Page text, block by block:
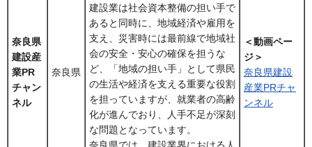
奈良県
建設産
業PR
チャン
ネル
奈良県
建設業は社会資本整備の担い手で
あると同時に、地域経済や雇用を
支え、災害時には最前線で地域社
会の安全・安心の確保を担うな
ど、「地域の担い手」として県民
の生活や経済を支える重要な役割
を担っていますが、就業者の高齢
化が進んでおり、人手不足が深刻
な問題となっています。
奈良県では、建設業界における人
＜動画ペー
ジ＞
奈良県建設
産業PRチャ
ンネル